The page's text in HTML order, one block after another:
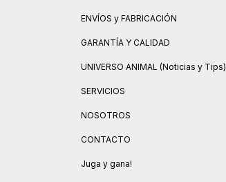
ENVÍOS y FABRICACIÓN
GARANTÍA Y CALIDAD
UNIVERSO ANIMAL (Noticias y Tips)
SERVICIOS
NOSOTROS
CONTACTO
Juga y gana!